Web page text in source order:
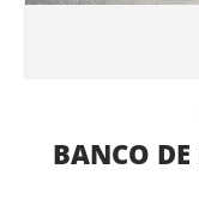
BANCO